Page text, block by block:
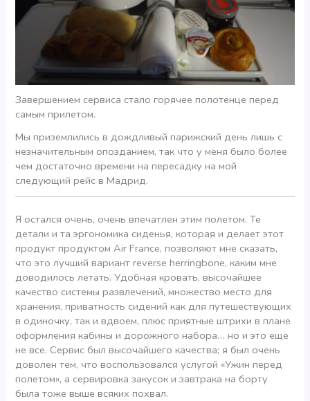
Завершением сервиса стало горячее полотенце перед
самым прилетом.
Мы приземлились в дождливый парижский день лишь с
незначительным опозданием, так что у меня было более
чем достаточно времени на пересадку на мой
следующий рейс в Мадрид.
Я остался очень, очень впечатлен этим полетом. Те
детали и та эргономика сиденья, которая и делает этот
продукт продуктом Air France, позволяют мне сказать,
что это лучший вариант reverse herringbone, каким мне
доводилось летать. Удобная кровать, высочайшее
качество системы развлечений, множество место для
хранения, приватность сидений как для путешествующих
в одиночку, так и вдвоем, плюс приятные штрихи в плане
оформления кабины и дорожного набора… но и это еще
не все. Сервис был высочайшего качества; я был очень
доволен тем, что воспользовался услугой «Ужин перед
полетом», а сервировка закусок и завтрака на борту
была тоже выше всяких похвал.